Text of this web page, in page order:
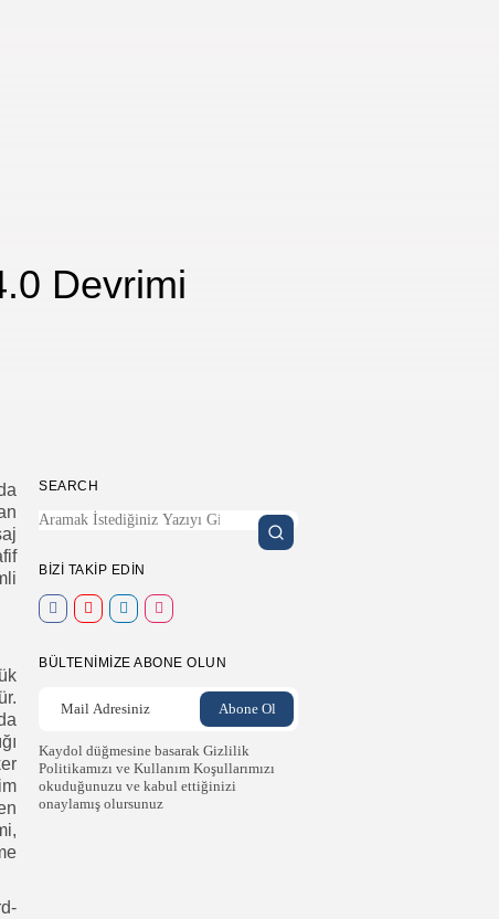
Devrimi
SEARCH
BIZI TAKIP EDIN
BÜLTENIMIZE ABONE OLUN
Kaydol düğmesine basarak Gizlilik
Politikamızı ve Kullanım Koşullarımızı
okuduğunuzu ve kabul ettiğinizi
onaylamış olursunuz